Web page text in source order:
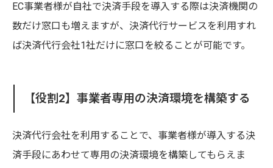
EC事業者様が自社で決済手段を導入する際は決済機関の
数だけ窓口も増えますが、決済代行サービスを利用すれ
ば決済代行会社1社だけに窓口を絞ることが可能です。
【役割2】事業者専用の決済環境を構築する
決済代行会社を利用することで、事業者様が導入する決
済手段にあわせて専用の決済環境を構築してもらえま